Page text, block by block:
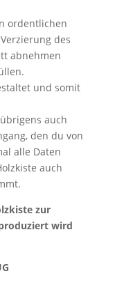
ordentlichen
des
abnehmen
und somit
auch
den du von
alle Daten
auch
zur
wird